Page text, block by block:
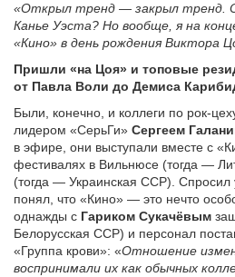
«Открыл тренд — закрыл тренд.
Канье Уэста? Но вообще, я на
«Кино» в день рождения Виктора
Пришли «на Цоя» и топовые
от Павла Воли до Демиса
Были, конечно, и коллеги по рок-
лидером «СерьГи» Сергеем
в эфире, они выступали вместе с
фестивалях в Вильнюсе (тогда —
(тогда — Украинская ССР). Спросил
понял, что «Кино» — это нечто
однажды с Гариком Сукачёвым
Белорусская ССР) и персонал
«Группа крови»: «Отношение
воспринимали их как обычных